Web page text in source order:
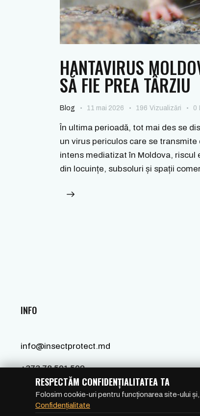
HANTAVIRUS
SĂ FIE PREA TÂRZIU
Blog 11 mai 2026 196 Vizualizări 0
În ultima perioadă, tot mai des se
un virus periculos care se
intens mediatizat în Moldova,
din locuințe, subsoluri și spații
INFO
info@insectprotect.md
+373 78 501 502
RESPECTĂM CONFIDENȚIALITATEA TA
Folosim cookie-uri pentru funcționarea site-ului
Confidențialitate